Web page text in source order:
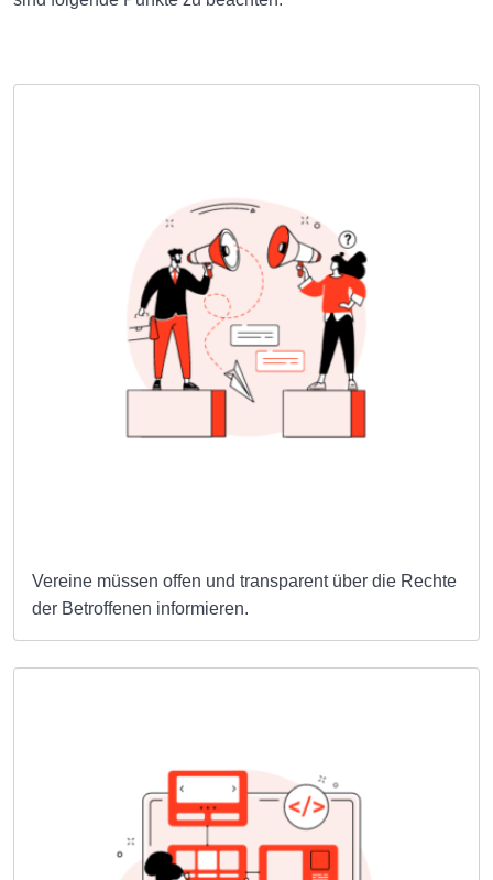
Vereine müssen offen und transparent über die Rechte
der Betroffenen informieren.